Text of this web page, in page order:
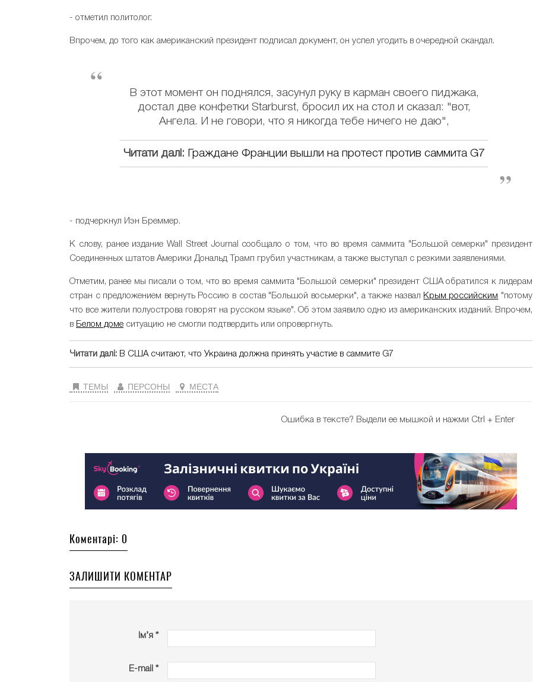
- отметил политолог.
Впрочем, до того как американский президент подписал документ, он успел угодить в очередной скандал.
В этот момент он поднялся, засунул руку в карман своего пиджака,
достал две конфетки Starburst, бросил их на стол и сказал: "вот,
Ангела. И не говори, что я никогда тебе ничего не даю",
Читати далі: Граждане Франции вышли на протест против саммита G7
- подчеркнул Иэн Бреммер.
К слову, ранее издание Wall Street Journal сообщало о том, что во время саммита "Большой семерки" президент
Соединенных штатов Америки Дональд Трамп грубил участникам, а также выступал с резкими заявлениями.
Отметим, ранее мы писали о том, что во время саммита "Большой семерки" президент США обратился к лидерам
стран с предложением вернуть Россию в состав "Большой восьмерки", а также назвал Крым российским "потому
что все жители полуострова говорят на русском языке". Об этом заявило одно из американских изданий. Впрочем,
в Белом доме ситуацию не смогли подтвердить или опровергнуть.
Читати далі: В США считают, что Украина должна принять участие в саммите G7
ТЕМЫ ПЕРСОНЫ МЕСТА
Ошибка в тексте? Выдели ее мышкой и нажми Ctrl + Enter
Коментарі: 0
ЗАЛИШИТИ КОМЕНТАР
Ім’я *
E-mail *